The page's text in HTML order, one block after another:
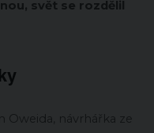
svět se rozdělil
Oweida, návrhářka ze